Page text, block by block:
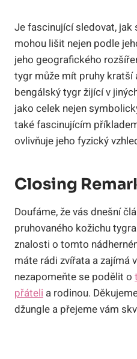
Je fascinující sledovat, jak
mohou lišit nejen podle
jeho geografického
tygr může mít pruhy kratší
bengálský tygr žijící v
jako celek nejen
také fascinujícím
ovlivňuje jeho fyzický
Closing
Doufáme, že vás dnešní
pruhovaného kožichu
znalosti o tomto
máte rádi zvířata a zajímá
nezapomeňte se podělit o
přáteli a rodinou.
džungle a přejeme vám